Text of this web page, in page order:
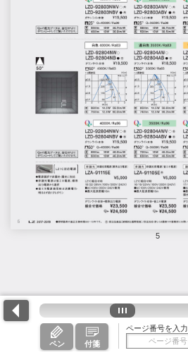
5
ペン 付箋
ページ番号を入力